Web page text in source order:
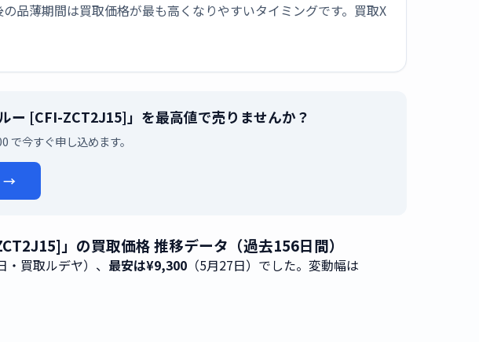
品薄期間は買取価格が最も高くなりやすいタイミングです。買取X
ー [CFI-ZCT2J15]」を最高値で売りませんか？
で今すぐ申し込めます。
→
」の買取価格 推移データ（過去156日間）
・買取ルデヤ）、 最安は¥9,300 （5月27日）でした。変動幅は